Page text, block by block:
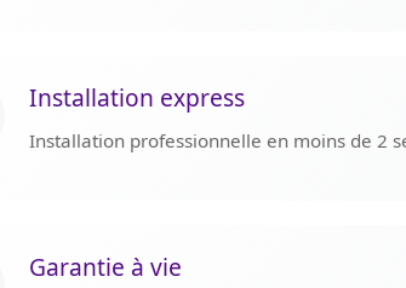
Installation express
Installation professionnelle en moins de 2
Garantie à vie